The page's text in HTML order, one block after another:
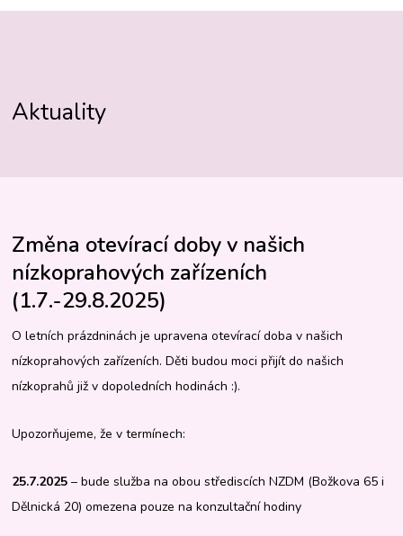
Aktuality
Změna otevírací doby v našich
nízkoprahových zařízeních
(1.7.-29.8.2025)
O letních prázdninách je upravena otevírací doba v našich
nízkoprahových zařízeních. Děti budou moci přijít do našich
nízkoprahů již v dopoledních hodinách :).
Upozorňujeme, že v termínech:
25.7.2025 – bude služba na obou střediscích NZDM (Božkova 65 i
Dělnická 20) omezena pouze na konzultační hodiny